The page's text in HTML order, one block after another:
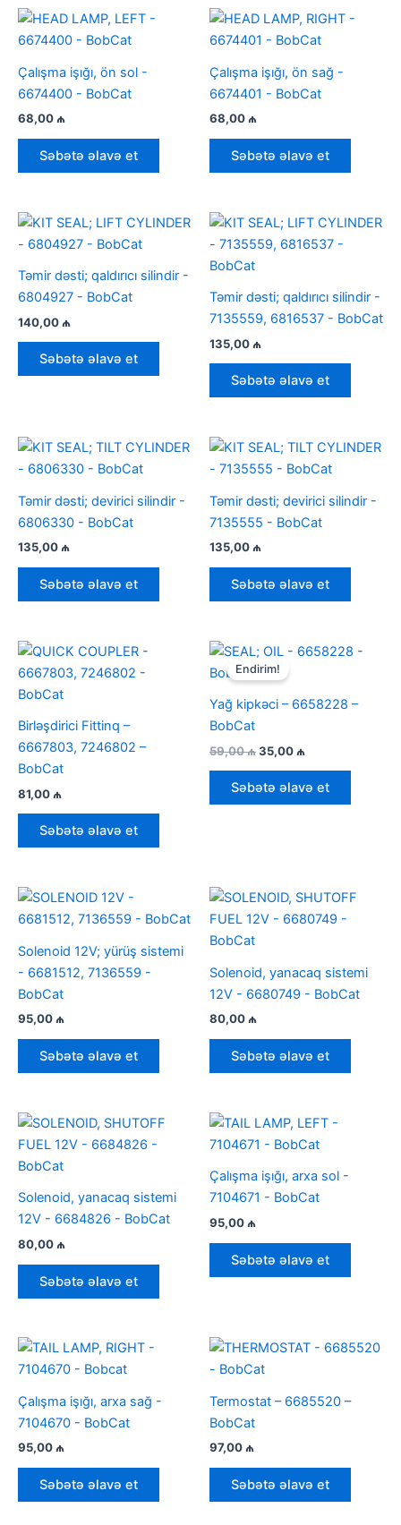
Çalışma işığı, ön sol -
6674400 - BobCat
68,00 ₼
Səbətə əlavə et
Çalışma işığı, ön sağ -
6674401 - BobCat
68,00 ₼
Səbətə əlavə et
Təmir dəsti; qaldırıcı silindir -
6804927 - BobCat
140,00 ₼
Səbətə əlavə et
Təmir dəsti; qaldırıcı silindir -
7135559, 6816537 - BobCat
135,00 ₼
Səbətə əlavə et
Təmir dəsti; devirici silindir -
6806330 - BobCat
135,00 ₼
Səbətə əlavə et
Təmir dəsti; devirici silindir -
7135555 - BobCat
135,00 ₼
Səbətə əlavə et
Birləşdirici Fittinq –
6667803, 7246802 –
BobCat
81,00 ₼
Səbətə əlavə et
Endirim!
Yağ kipkəci – 6658228 –
BobCat
59,00₼İlkin
59,00 ₼.
35,00 ₼
35,00 ₼.
Səbətə əlavə et
Solenoid 12V; yürüş sistemi
- 6681512, 7136559 -
BobCat
95,00 ₼
Səbətə əlavə et
Solenoid, yanacaq sistemi
12V - 6680749 - BobCat
80,00 ₼
Səbətə əlavə et
Solenoid, yanacaq sistemi
12V - 6684826 - BobCat
80,00 ₼
Səbətə əlavə et
Çalışma işığı, arxa sol -
7104671 - BobCat
95,00 ₼
Səbətə əlavə et
Çalışma işığı, arxa sağ -
7104670 - BobCat
95,00₼
Səbətə əlavə et
Termostat – 6685520 –
BobCat
97,00₼
Səbətə əlavə et